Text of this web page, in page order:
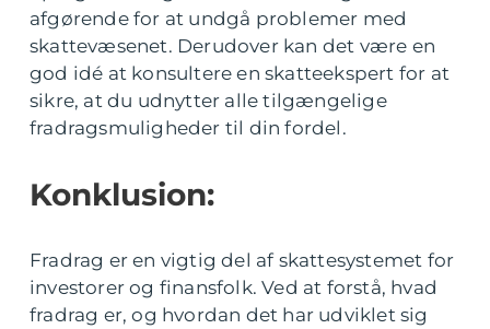
afgørende for at undgå problemer med
skattevæsenet. Derudover kan det være en
god idé at konsultere en skatteekspert for at
sikre, at du udnytter alle tilgængelige
fradragsmuligheder til din fordel.
Konklusion:
Fradrag er en vigtig del af skattesystemet for
investorer og finansfolk. Ved at forstå, hvad
fradrag er, og hvordan det har udviklet sig